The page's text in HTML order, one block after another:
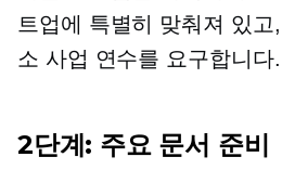
트업에 특별히 맞춰져 있고
소 사업 연수를 요구합니다.
2단계: 주요 문서 준비